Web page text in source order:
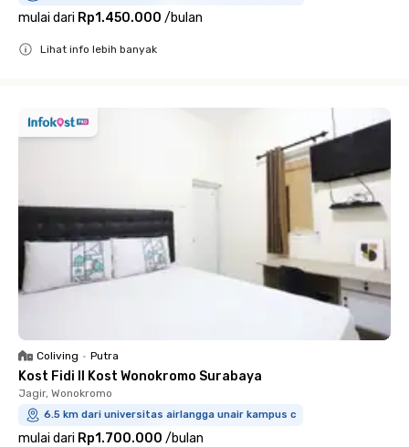
mulai dari Rp1.450.000 /bulan
Lihat info lebih banyak
Coliving • Putra
Kost Fidi II Kost Wonokromo Surabaya
Jagir, Wonokromo
6.5 km dari universitas airlangga unair kampus c
mulai dari Rp1.700.000 /bulan